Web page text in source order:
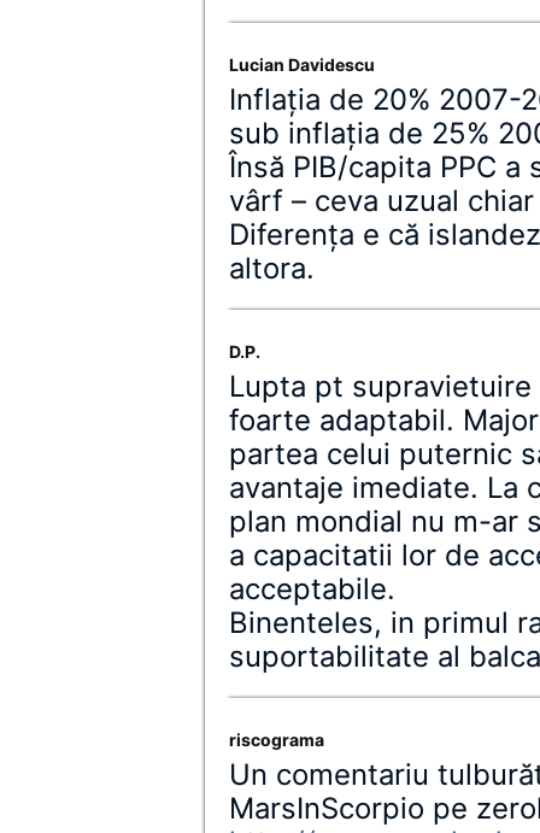
Lucian Davidescu
Inflaţia de 20% 2007-
sub inflaţia de 25%
Însă PIB/capita PPC
vârf – ceva uzual
Diferenţa e că
altora.
D.P.
Lupta pt
foarte adaptabil.
partea celui puternic
avantaje imediate. La
plan mondial nu m-ar
a capacitatii lor de
acceptabile.
Binenteles, in primul
suportabilitate al
riscograma
Un comentariu
MarsInScorpio pe